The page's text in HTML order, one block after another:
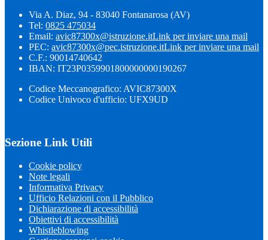
Via A. Diaz, 94 - 83040 Fontanarosa (AV)
Tel: 0825 475034
Email: avic87300x@istruzione.itLink per inviare una mail
PEC: avic87300x@pec.istruzione.itLink per inviare una mail
C.F.: 90014740642
IBAN: IT23P0359901800000000190267
Codice Meccanografico: AVIC87300X
Codice Univoco d'ufficio: UFX9UD
Sezione Link Utili
Cookie policy
Note legali
Informativa Privacy
Ufficio Relazioni con il Pubblico
Dichiarazione di accessibilità
Obiettivi di accessibilità
Whistleblowing